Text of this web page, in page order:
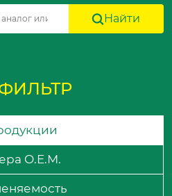
Найти
O.E.M.